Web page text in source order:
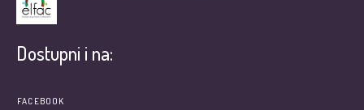
Dostupni i na:
FACEBOOK